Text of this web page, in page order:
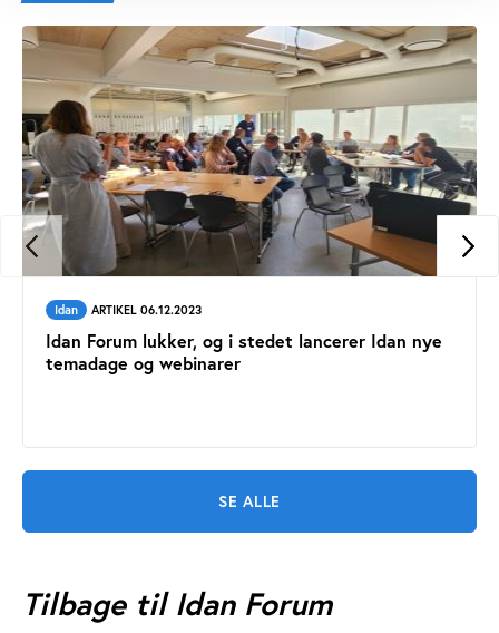
Idan ARTIKEL 06.12.2023
Idan Forum lukker, og i stedet lancerer Idan nye
temadage og webinarer
SE ALLE
Tilbage til Idan Forum